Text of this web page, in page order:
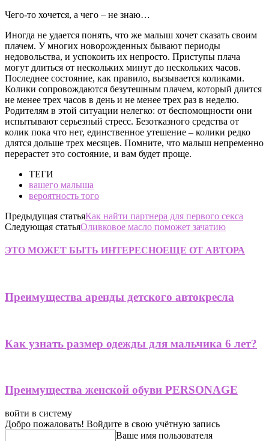
Чего-то хочется, а чего – не знаю…
Иногда не удается понять, что же малыш хочет сказать своим
плачем. У многих новорожденных бывают периоды
недовольства, и успокоить их непросто. Приступы плача
могут длиться от нескольких минут до нескольких часов.
Последнее состояние, как правило, вызывается коликами.
Колики сопровождаются безутешным плачем, который длится
не менее трех часов в день и не менее трех раз в неделю.
Родителям в этой ситуации нелегко: от беспомощности они
испытывают серьезный стресс. Безотказного средства от
колик пока что нет, единственное утешение – колики редко
длятся дольше трех месяцев. Помните, что малыш непременно
перерастет это состояние, и вам будет проще.
ТЕГИ
вашего малыша
вероятность того
Предыдущая статьяКак найти партнера для первого секса
Следующая статьяОливковое масло поможет зачатию
ЭТО МОЖЕТ БЫТЬ ИНТЕРЕСНОЕЩЕ ОТ АВТОРА
Преимущества аренды детского автокресла
Как узнать размер одежды для мальчика 6 лет?
Преимущества женской обуви PERSONAGE
войти в систему
Добро пожаловать! Войдите в свою учётную запись
Ваше имя пользователя